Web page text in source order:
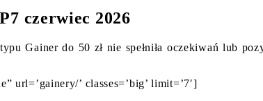
czerwiec 2026
Gainer do 50 zł nie spełniła oczekiwań lub
url=’gainery/’ classes=’big’ limit=’7′]